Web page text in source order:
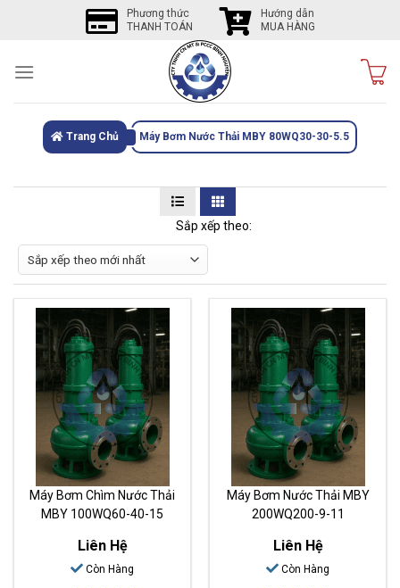
Phương thức
THANH TOÁN
Hướng dẫn
MUA HÀNG
Trang Chủ Máy Bơm Nước Thải MBY 80WQ30-30-5.5
Sắp xếp theo:
Máy Bơm Chìm Nước Thải
MBY 100WQ60-40-15
Liên Hệ
Còn Hàng
Máy Bơm Nước Thải MBY
200WQ200-9-11
Liên Hệ
Còn Hàng